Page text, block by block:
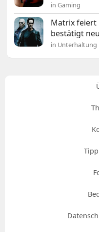
in Gaming
Matrix feiert
bestätigt
in Unterhaltung